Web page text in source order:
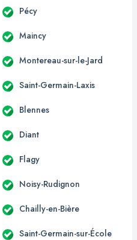
Pécy
Maincy
Montereau-sur-le-Jard
Saint-Germain-Laxis
Blennes
Diant
Flagy
Noisy-Rudignon
Chailly-en-Bière
Saint-Germain-sur-École